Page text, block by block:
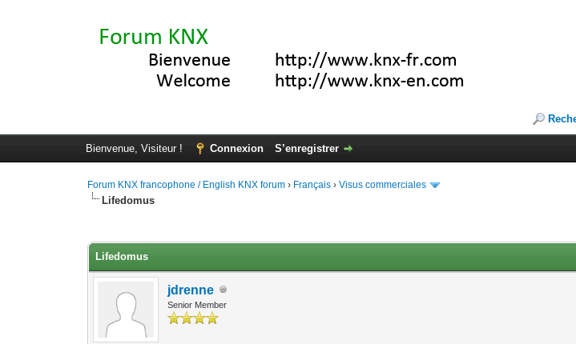
Bienvenue, Visiteur ! Connexion S’enregistrer
Forum KNX francophone / English KNX forum › Français ›Visus commerciales
Lifedomus
Lifedomus
jdrenne
Senior Member